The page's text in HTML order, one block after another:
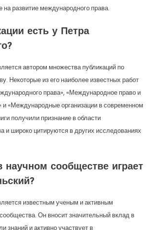
на развитие международного права.
есть у Петра
автором множества публикаций по
Некоторые из его наиболее известных работ
права», «Международное право и
и «Международные организации в современном
получили признание в области
и широко цитируются в других исследованиях
научном сообществе играет
известным ученым и активным
Он вносит значительный вклад в
знаний и активно участвует в